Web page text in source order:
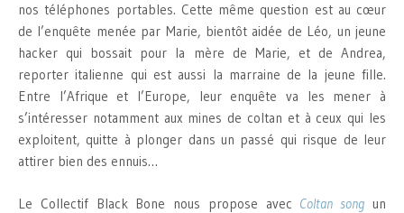
nos téléphones portables. Cette même question est au cœur
de l’enquête menée par Marie, bientôt aidée de Léo, un jeune
hacker qui bossait pour la mère de Marie, et de Andrea,
reporter italienne qui est aussi la marraine de la jeune fille.
Entre l’Afrique et l’Europe, leur enquête va les mener à
s’intéresser notamment aux mines de coltan et à ceux qui les
exploitent, quitte à plonger dans un passé qui risque de leur
attirer bien des ennuis…
Le Collectif Black Bone nous propose avec Coltan song un